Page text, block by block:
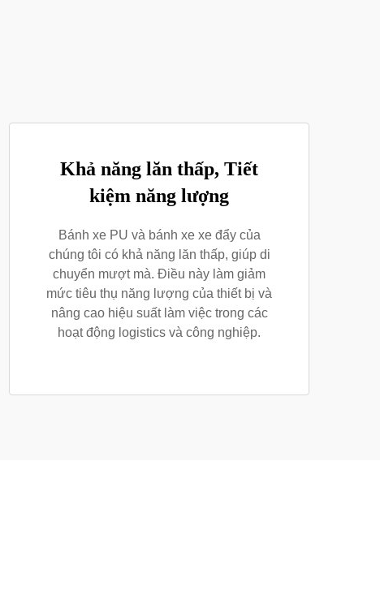
Khả năng lăn thấp, Tiết
kiệm năng lượng
Bánh xe PU và bánh xe xe đẩy của
chúng tôi có khả năng lăn thấp, giúp di
chuyển mượt mà. Điều này làm giảm
mức tiêu thụ năng lượng của thiết bị và
nâng cao hiệu suất làm việc trong các
hoạt động logistics và công nghiệp.